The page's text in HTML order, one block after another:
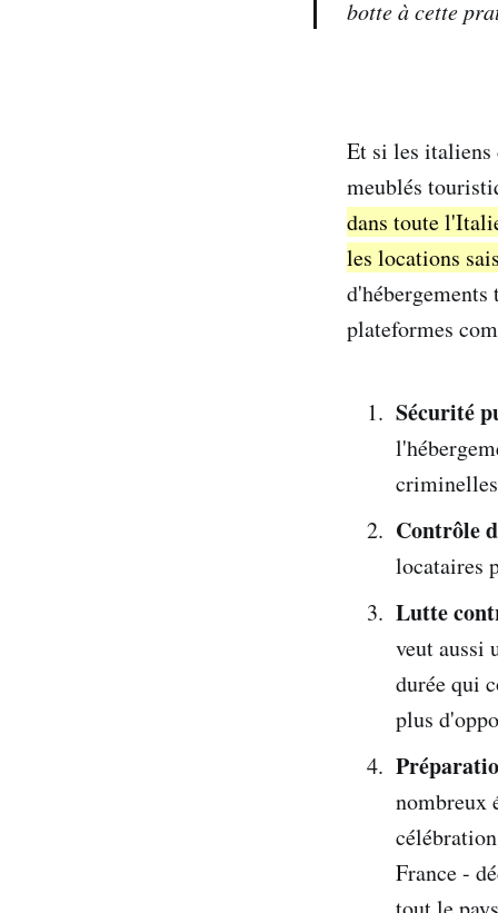
botte à cette
Et si les italiens
meublés
dans toute
les locations
plateformes
Sécurité
Contrôle
locataires
Lutte
veut aussi
durée qui
plus
nombreux
France -